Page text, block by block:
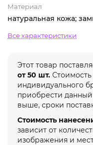
Материал
натуральная кожа;
Все характеристики
Этот товар
от 50 шт. Стоимость
индивидуального
приобрести
выше, сроки
Стоимость
зависит от
изображения и